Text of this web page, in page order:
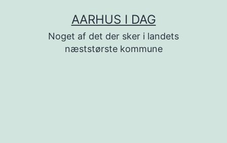
AARHUS I DAG
Noget af det der sker i landets
næststørste kommune